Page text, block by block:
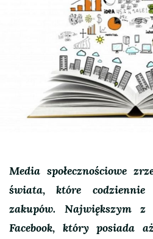
Media społecznościowe
świata, które
zakupów. Największym
Facebook, który posiada